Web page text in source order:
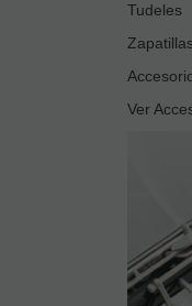
Tudeles
Ver